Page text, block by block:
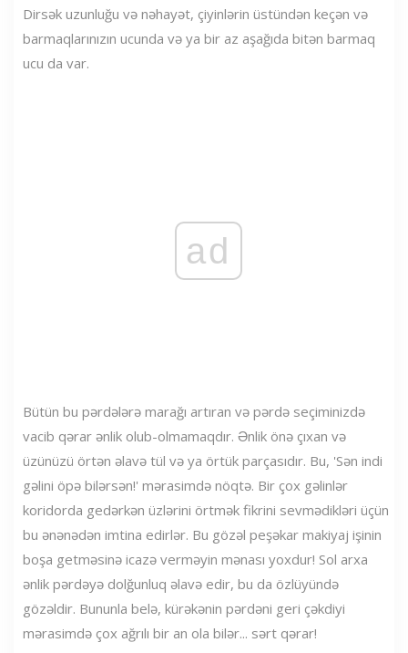
Dirsək uzunluğu və nəhayət, çiyinlərin üstündən keçən və
barmaqlarınızın ucunda və ya bir az aşağıda bitən barmaq
ucu da var.
ad
Bütün bu pərdələrə marağı artıran və pərdə seçiminizdə
vacib qərar ənlik olub-olmamaqdır. Ənlik önə çıxan və
üzünüzü örtən əlavə tül və ya örtük parçasıdır. Bu, 'Sən indi
gəlini öpə bilərsən!' mərasimdə nöqtə. Bir çox gəlinlər
koridorda gedərkən üzlərini örtmək fikrini sevmədikləri üçün
bu ənənədən imtina edirlər. Bu gözəl peşəkar makiyaj işinin
boşa getməsinə icazə verməyin mənası yoxdur! Sol arxa
ənlik pərdəyə dolğunluq əlavə edir, bu da özlüyündə
gözəldir. Bununla belə, kürəkənin pərdəni geri çəkdiyi
mərasimdə çox ağrılı bir an ola bilər... sərt qərar!